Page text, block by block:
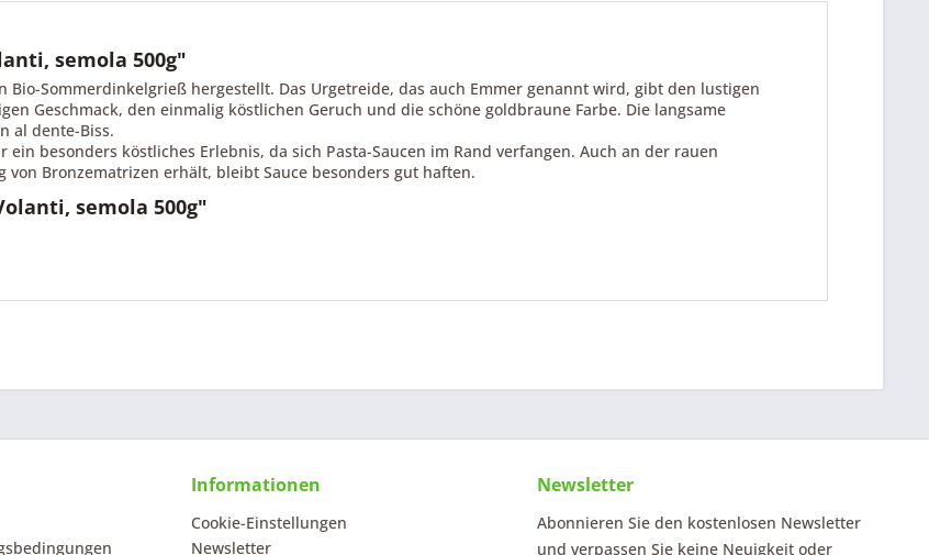
semola 500g"
Bio-Sommerdinkelgrieß hergestellt. Das Urgetreide, das auch Emmer genannt wird, gibt den lustigen
Geschmack, den einmalig köstlichen Geruch und die schöne goldbraune Farbe. Die langsame
al dente-Biss.
besonders köstliches Erlebnis, da sich Pasta-Saucen im Rand verfangen. Auch an der rauen
Bronzematrizen erhält, bleibt Sauce besonders gut haften.
semola 500g"
Informationen
Cookie-Einstellungen
Newsletter
Newsletter
Abonnieren Sie den kostenlosen Newsletter
und verpassen Sie keine Neuigkeit oder